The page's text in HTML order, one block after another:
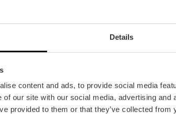
Details
content and ads, to provide social media
of our site with our social media, advertising
provided to them or that they’ve collected
da mangiare ad alcuni animali ed assistere
documentari. Non dimenticare di
la visita. Inoltre,